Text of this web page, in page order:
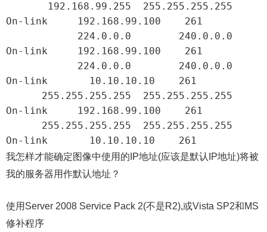
On-link     192.168.99.100    261
On-link     192.168.99.100    261
On-link       10.10.10.10    261
On-link     192.168.99.100    261
On-link       10.10.10.10    261
我怎样才能确定图像中使用的IP地址(应该是默认IP地址)将被
我的服务器用作默认地址？
使用Server 2008 Service Pack 2(不是R2),或Vista SP2和MS
修补程序